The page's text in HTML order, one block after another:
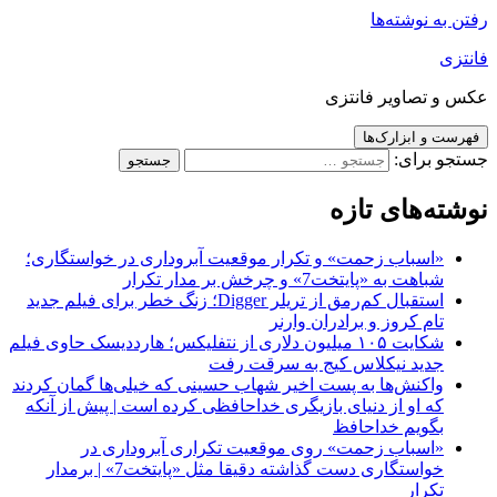
رفتن به نوشته‌ها
فانتزی
عکس و تصاویر فانتزی
فهرست و ابزارک‌ها
جستجو برای:
نوشته‌های تازه
«اسباب زحمت» و تکرار موقعیت آبروداری در خواستگاری؛
شباهت به «پایتخت7» و چرخش بر مدار تکرار
استقبال کم‌رمق از تریلر Digger؛ زنگ خطر برای فیلم جدید
تام کروز و برادران وارنر
شکایت ۱۰۵ میلیون دلاری از نتفلیکس؛ هارددیسک حاوی فیلم
جدید نیکلاس کیج به سرقت رفت
واکنش‌ها به پست اخیر شهاب حسینی که خیلی‌ها گمان کردند
که او از دنیای بازیگری خداحافظی کرده است | پیش از آنکه
بگویم خداحافظ
«اسباب زحمت» روی موقعیت تکراری آبروداری در
خواستگاری دست گذاشته دقیقا مثل «پایتخت7» | برمدار
تکرار